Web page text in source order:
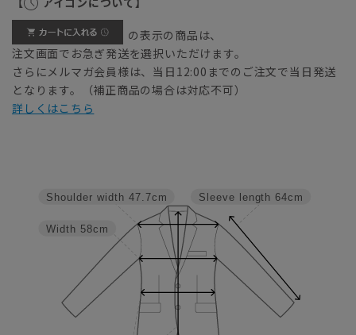
の表示の商品は、
注文画面でお急ぎ発送を選択いただけます。
さらにメルマガ会員様は、当日12:00までのご注文で当日発送
となります。（補正商品の場合は対応不可）
詳しくはこちら
Sleeve length 64cm
Width 58cm
Shoulder width 47.7cm